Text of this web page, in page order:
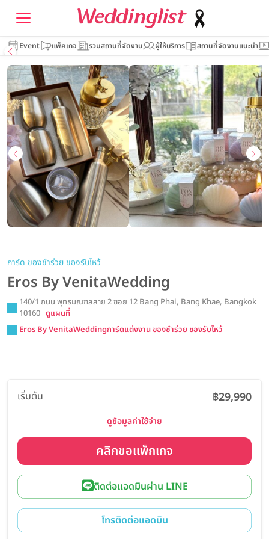
Event แพ็คเกจ รวมสถานที่จัดงาน ผู้ให้บริการ สถานที่จัดงานแนะนำ
การ์ด ของชำร่วย ของรับไหว้
Eros By VenitaWedding
140/1 ถนน พุทธมณฑลสาย 2 ซอย 12 Bang Phai, Bang Khae, Bangkok
10160 ดูแผนที่
Eros By VenitaWeddingการ์ดแต่งงาน ของชำร่วย ของรับไหว้
เริ่มต้น ฿29,990
ดูข้อมูลค่าใช้จ่าย
คลิกขอแพ็กเกจ
ติดต่อแอดมินผ่าน LINE
โทรติดต่อแอดมิน